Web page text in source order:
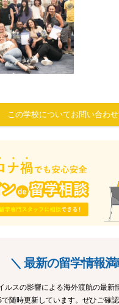
この学校についてお問い合わ
＼ 最新の留学情報満
ルスの影響による海外渡航の最新
随時更新しています。ぜひご確認